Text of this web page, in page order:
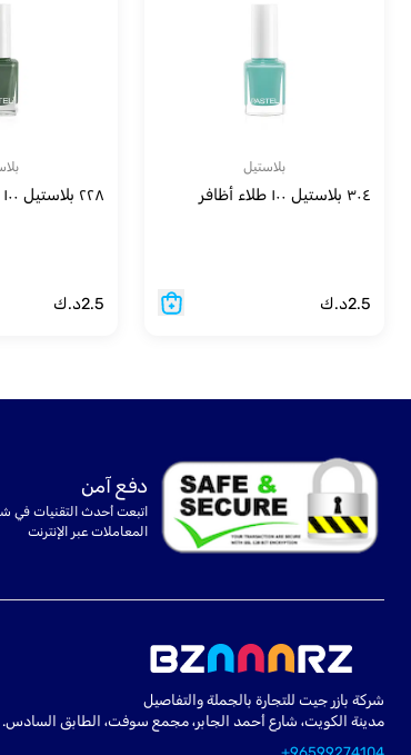
بلاستيل
٣٠٤ بلاستيل ١٠٠ طلاء أظافر
2.5د.ك
٢٢٨ بلاستيل ١٠٠ طلاء أظافر
2.5د.ك
دفع آمن
المعاملات عبر الإنترنت
شركة بازر جيت للتجارة بالجملة والتفاصيل
مدينة الكويت، شارع أحمد الجابر، مجمع سوفت، الطابق السادس.